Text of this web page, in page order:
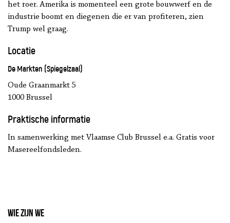
het roer. Amerika is momenteel een grote bouwwerf en de
industrie boomt en diegenen die er van profiteren, zien
Trump wel graag.
Locatie
De Markten (Spiegelzaal)
Oude Graanmarkt 5
1000 Brussel
Praktische informatie
In samenwerking met Vlaamse Club Brussel e.a. Gratis voor
Masereelfondsleden.
Wie zijn we